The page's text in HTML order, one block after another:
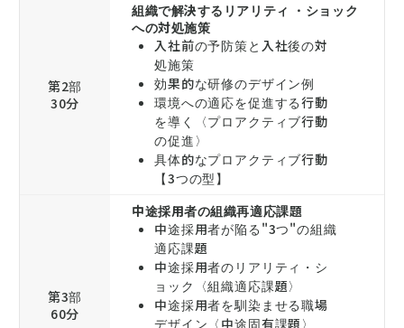
第2部
30分
組織で解決するリアリティ ・ショック
への対処施策
入社前の予防策と入社後の対
処施策
効果的な研修のデザイン例
環境への適応を促進する行動
を導く〈プロアクティブ行動
の促進〉
具体的なプロアクティブ行動
【3つの型】
第3部
60分
中途採用者の組織再適応課題
中途採用者が陥る"3つ"の組織
適応課題
中途採用者のリアリティ・シ
ョック〈組織適応課題〉
中途採用者を馴染ませる職場
デザイン〈中途固有課題〉